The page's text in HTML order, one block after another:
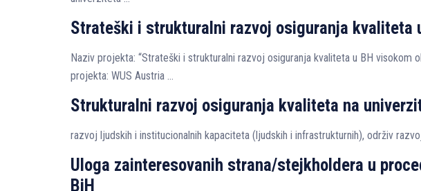
Strateški i strukturalni razvoj osiguranja kvaliteta
Naziv projekta: “Strateški i strukturalni razvoj osiguranja kvaliteta u BH
projekta: WUS Austria …
Strukturalni razvoj osiguranja kvaliteta na
razvoj ljudskih i institucionalnih kapaciteta (ljudskih i infrastrukturnih), održiv
Uloga zainteresovanih strana/stejkholdera u
BiH